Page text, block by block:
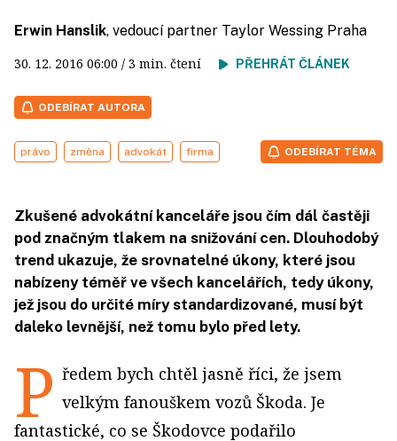
Erwin Hanslik, vedoucí partner Taylor Wessing Praha
30. 12. 2016 06:00 / 3 min. čtení PŘEHRÁT ČLÁNEK
ODEBÍRAT AUTORA
právo změna advokát firma ODEBÍRAT TÉMA
Zkušené advokátní kanceláře jsou čím dál častěji
pod značným tlakem na snižování cen. Dlouhodobý
trend ukazuje, že srovnatelné úkony, které jsou
nabízeny téměř ve všech kancelářích, tedy úkony,
jež jsou do určité míry standardizované, musí být
daleko levnější, než tomu bylo před lety.
P ředem bych chtěl jasně říci, že jsem
velkým fanouškem vozů Škoda. Je
fantastické, co se Škodovce podařilo